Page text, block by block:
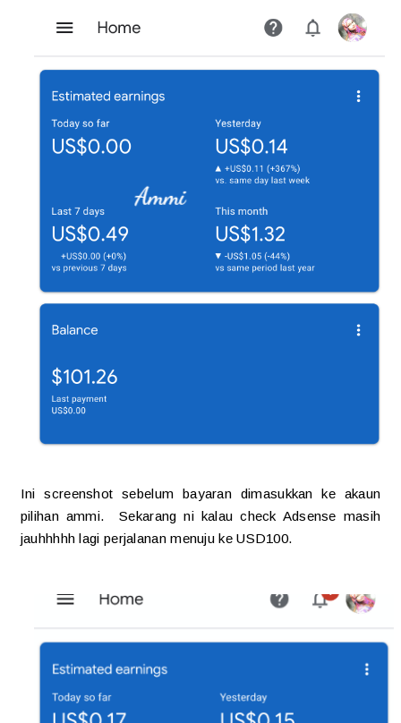
Ini screenshot sebelum bayaran dimasukkan ke akaun
pilihan ammi. Sekarang ni kalau check Adsense masih
jauhhhhh lagi perjalanan menuju ke USD100.